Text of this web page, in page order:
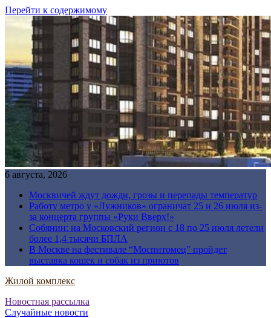
Перейти к содержимому
6 августа, 2026
Москвичей ждут дожди, грозы и перепады температур
Работу метро у «Лужников» ограничат 25 и 26 июля из-
за концерта группы «Руки Вверх!»
Собянин: на Московский регион с 18 по 25 июля летели
более 1,4 тысячи БПЛА
В Москве на фестивале “Моспитомец” пройдет
выставка кошек и собак из приютов
Жилой комплекс
Новостная рассылка
Случайные новости